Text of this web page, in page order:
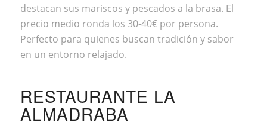
destacan sus mariscos y pescados a la brasa. El
precio medio ronda los 30-40€ por persona.
Perfecto para quienes buscan tradición y sabor
en un entorno relajado.
RESTAURANTE LA
ALMADRABA